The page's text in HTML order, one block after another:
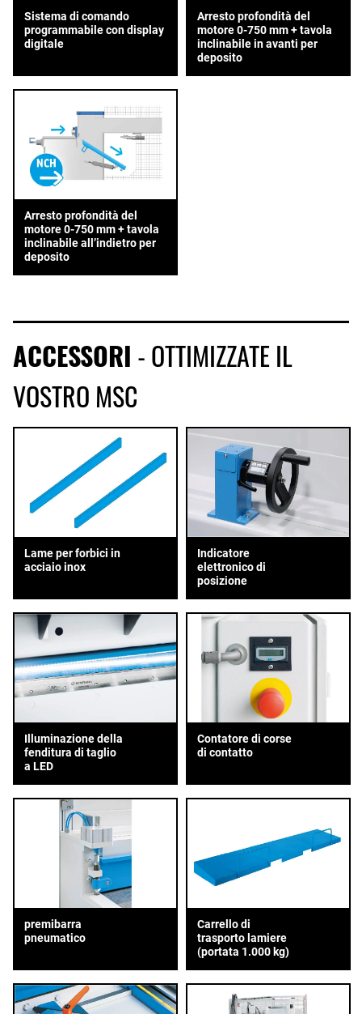
Sistema di comando
programmabile con display
digitale
Arresto profondità del
motore 0-750 mm + tavola
inclinabile in avanti per
deposito
Arresto profondità del
motore 0-750 mm + tavola
inclinabile all’indietro per
deposito
ACCESSORI - OTTIMIZZATE IL
VOSTRO MSC
Lame per forbici in
acciaio inox
Indicatore
elettronico di
posizione
Illuminazione della
fenditura di taglio
a LED
Contatore di corse
di contatto
premibarra
pneumatico
Carrello di
trasporto lamiere
(portata 1.000 kg)